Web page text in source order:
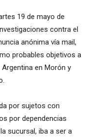
19 de mayo de
contra el
anónima vía mail,
probables objetivos a
en Morón y
por sujetos con
por dependencias
sucursal, iba a ser a